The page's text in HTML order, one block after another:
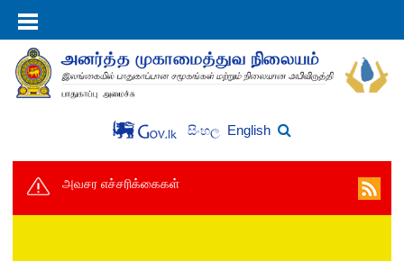
සිංහල English
அவசர எச்சரிக்கைகள்